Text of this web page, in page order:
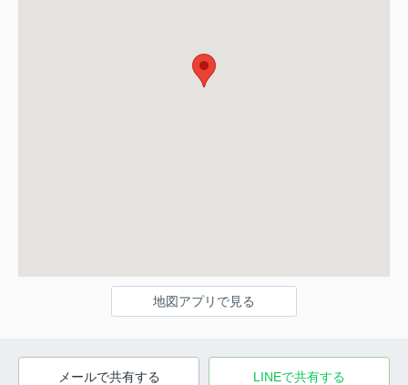
地図アプリで見る
メールで共有する LINEで共有する